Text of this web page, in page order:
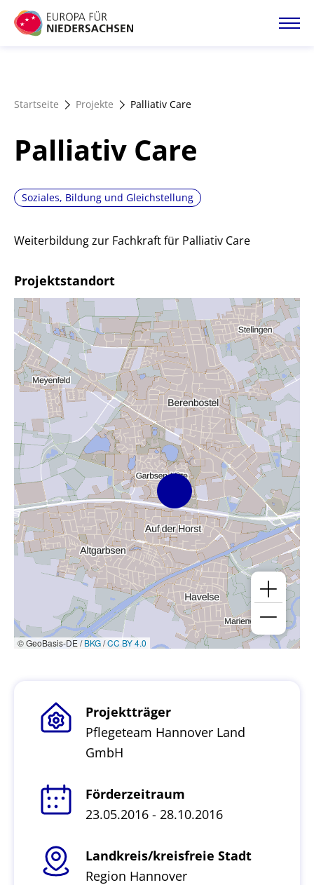
Direkt
zum
Förderangebote
Magazin
Startseite Projekte Palliativ Care
Palliativ Care
Soziales, Bildung und Gleichstellung
Weiterbildung zur Fachkraft für Palliativ Care
Projektstandort
© GeoBasis-DE /BKG/CC BY 4.0
Projektträger
Pflegeteam Hannover Land
GmbH
Förderzeitraum
23.05.2016 - 28.10.2016
Landkreis/kreisfreie Stadt
Region Hannover